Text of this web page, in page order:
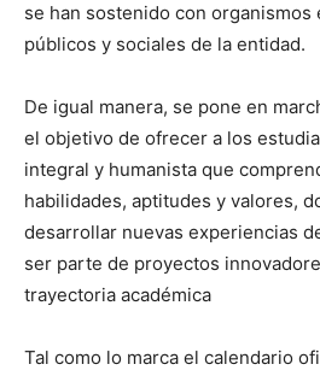
se han sostenido con organismos
públicos y sociales de la entidad.
De igual manera, se pone en
el objetivo de ofrecer a los
integral y humanista que
habilidades, aptitudes y valores,
desarrollar nuevas experiencias
ser parte de proyectos
trayectoria académica
Tal como lo marca el calendario